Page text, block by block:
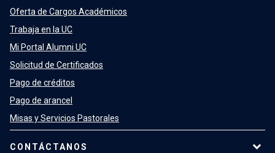
Oferta de Cargos Académicos
Trabaja en la UC
Mi Portal Alumni UC
Solicitud de Certificados
Pago de créditos
Pago de arancel
Misas y Servicios Pastorales
CONTÁCTANOS